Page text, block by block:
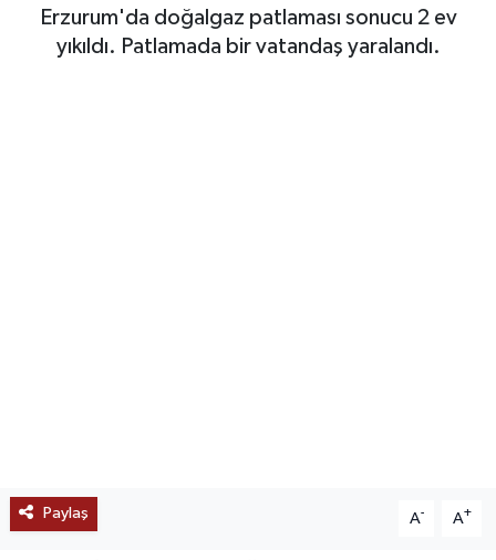
Erzurum'da doğalgaz patlaması sonucu 2 ev
yıkıldı. Patlamada bir vatandaş yaralandı.
Paylaş A- A+
EKONOMİ
DÜNYA
Tüm Manşetler